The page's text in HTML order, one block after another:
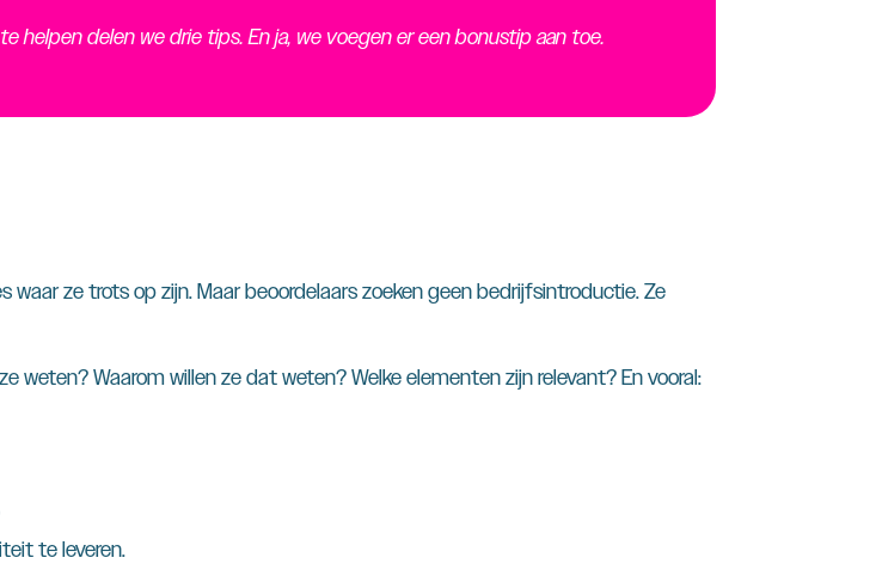
helpen delen we drie tips. En ja, we voegen er een bonustip aan toe.
ze trots op zijn. Maar beoordelaars zoeken geen bedrijfsintroductie. Ze
weten? Waarom willen ze dat weten? Welke elementen zijn relevant? En vooral:
te leveren.